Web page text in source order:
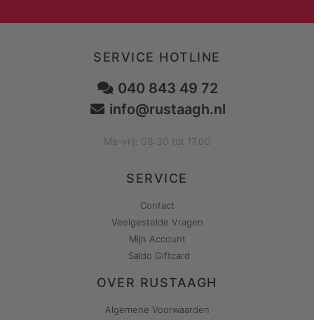
SERVICE HOTLINE
040 843 49 72
info@rustaagh.nl
Ma-vrij: 08:30 tot 17.00
SERVICE
Contact
Veelgestelde Vragen
Mijn Account
Saldo Giftcard
OVER RUSTAAGH
Algemene Voorwaarden